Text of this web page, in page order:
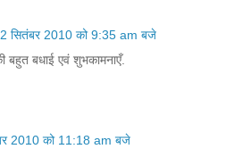
सितंबर 2010 को 9:35 am बजे
बहुत बधाई एवं शुभकामनाएँ.
2010 को 11:18 am बजे